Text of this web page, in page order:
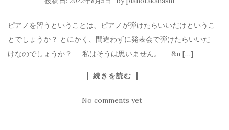
ピアノを習うということは、ピアノが弾けたらいいだけというこ
とでしょうか？ とにかく、間違わずに発表会で弾けたらいいだ
けなのでしょうか？ 私はそうは思いません。 &n […]
続きを読む
No comments yet